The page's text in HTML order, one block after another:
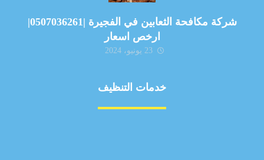
شركة مكافحة الثعابين في الفجيرة |0507036261|
ارخص اسعار
23 يونيو، 2024
خدمات التنظيف